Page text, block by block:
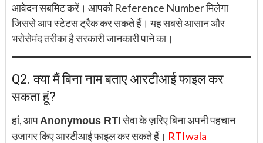
आवेदन सबमिट करें। आपको Reference Number मिलेगा
जिससे आप स्टेटस ट्रैक कर सकते हैं। यह सबसे आसान और
भरोसेमंद तरीका है सरकारी जानकारी पाने का।
Q2. क्या मैं बिना नाम बताए आरटीआई फाइल कर
सकता हूं?
हां, आप Anonymous RTIसेवा के ज़रिए बिना अपनी पहचान
उजागर किए आरटीआई फाइल कर सकते हैं। RTIwala